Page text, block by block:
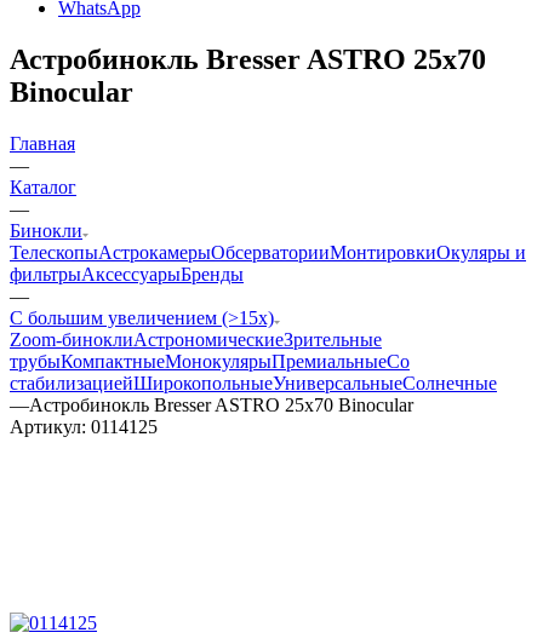
WhatsApp
Астробинокль Bresser ASTRO 25x70
Binocular
Главная
—
Каталог
—
Бинокли
ТелескопыАстрокамерыОбсерваторииМонтировкиОкуляры и
фильтрыАксессуарыБренды
—
С большим увеличением (>15x)
Zoom-биноклиАстрономическиеЗрительные
трубыКомпактныеМонокулярыПремиальныеСо
стабилизациейШирокопольныеУниверсальныеСолнечные
—Астробинокль Bresser ASTRO 25x70 Binocular
Артикул: 0114125